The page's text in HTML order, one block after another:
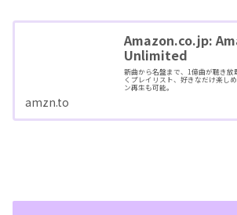
Amazon.co.jp:
Unlimited
新曲から名盤まで、1億曲が聴き
くプレイリスト、好きなだけ楽し
ン再生も可能。
amzn.to